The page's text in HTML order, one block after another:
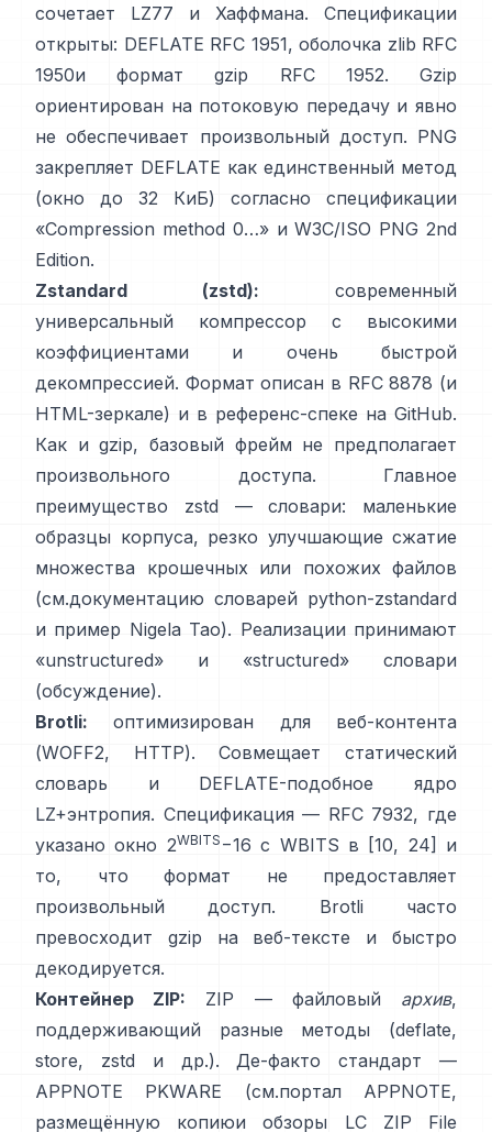
сочетает LZ77 и Хаффмана. Спецификации
открыты: DEFLATE RFC 1951, оболочка zlib RFC
1950и формат gzip RFC 1952. Gzip
ориентирован на потоковую передачу и явно
не обеспечивает произвольный доступ. PNG
закрепляет DEFLATE как единственный метод
(окно до 32 КиБ) согласно спецификации
«Compression method 0…» и W3C/ISO PNG 2nd
Edition.
Zstandard (zstd): современный
универсальный компрессор с высокими
коэффициентами и очень быстрой
декомпрессией. Формат описан в RFC 8878 (и
HTML-зеркале) и в референс-спеке на GitHub.
Как и gzip, базовый фрейм не предполагает
произвольного доступа. Главное
преимущество zstd — словари: маленькие
образцы корпуса, резко улучшающие сжатие
множества крошечных или похожих файлов
(см.документацию словарей python-zstandard
и пример Nigela Tao). Реализации принимают
«unstructured» и «structured» словари
(обсуждение).
Brotli: оптимизирован для веб-контента
(WOFF2, HTTP). Совмещает статический
словарь и DEFLATE-подобное ядро
LZ+энтропия. Спецификация — RFC 7932, где
указано окно 2WBITS −16 с WBITS в [10, 24] и
то, что формат
не предоставляет
произвольный доступ. Brotli часто
превосходит gzip на веб-тексте и быстро
декодируется.
Контейнер ZIP: ZIP — файловый архив,
поддерживающий разные методы (deflate,
store, zstd и др.). Де-факто стандарт —
APPNOTE PKWARE (см.портал APPNOTE,
размещённую копиюи обзоры LC ZIP File